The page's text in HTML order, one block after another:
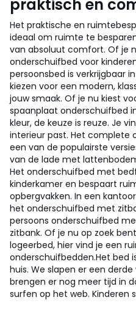
praktisch en
Het praktische en
ideaal om ruimte te
van absoluut comfort. Of je
onderschuifbed voor
persoonsbed is verkrijgbaar
kiezen voor een modern,
jouw smaak. Of je nu kiest
spaanplaat onderschuifbed
kleur, de keuze is reuze. Je
interieur past. Het complete
een van de populairste
van de lade met
Het onderschuifbed met
kinderkamer en bespaart
opbergvakken. In een
het onderschuifbed met
persoons onderschuifbed
zitbank. Of je nu op zoek
logeerbed, hier vind je een
onderschuifbedden.Het bed
huis. We slapen er een derde
brengen er nog meer tijd in
surfen op het web. Kinderen